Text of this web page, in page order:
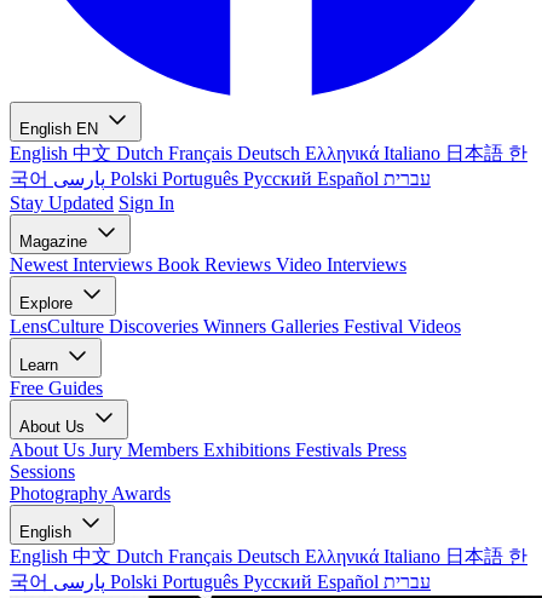
English EN
English 中文 Dutch Français Deutsch Ελληνικά Italiano 日本語 한
국어
Polski Português Русский Español עברית
Stay Updated Sign In
Magazine
Newest Interviews Book Reviews Video Interviews
Explore
LensCulture Discoveries Winners Galleries Festival Videos
Learn
Free Guides
About Us
About Us Jury Members Exhibitions Festivals Press
Sessions
Photography Awards
English
English 中文 Dutch Français Deutsch Ελληνικά Italiano 日本語 한
국어
Polski Português Русский Español עברית